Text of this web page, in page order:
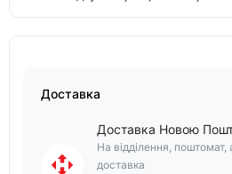
Доставка
Доставка Новою
На відділення, поштомат,
доставка